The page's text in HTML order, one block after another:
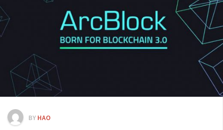
交易所
錢包
區塊鏈應用
客座專欄
BY HAO